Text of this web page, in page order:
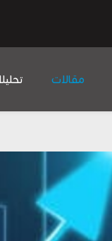
مقالات